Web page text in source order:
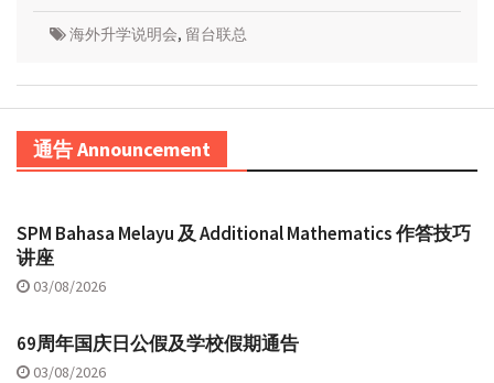
海外升学说明会, 留台联总
通告 Announcement
SPM Bahasa Melayu 及 Additional Mathematics 作答技巧
讲座
03/08/2026
69周年国庆日公假及学校假期通告
03/08/2026